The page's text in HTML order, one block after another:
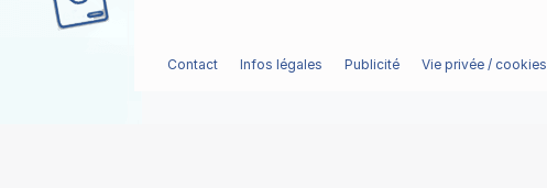
Contact Infos légales Publicité Vie privée / cookies